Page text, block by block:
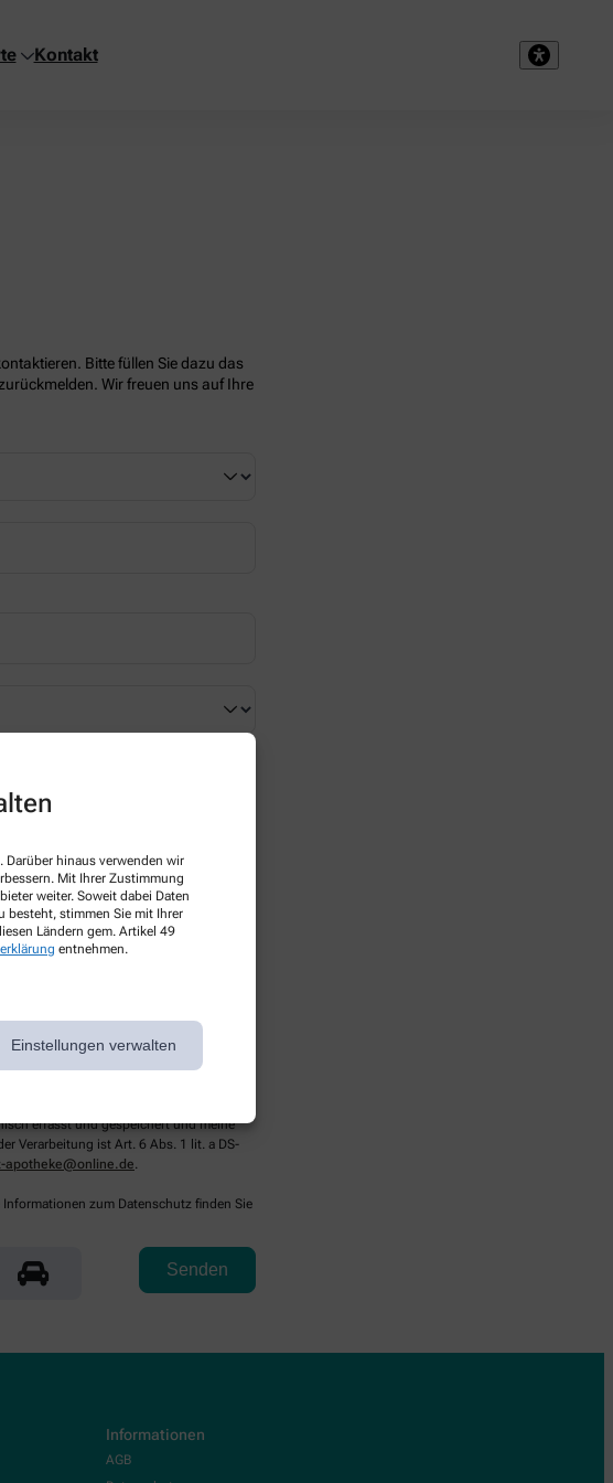
hinaus verwenden wir
Mit Ihrer Zustimmung
weiter. Soweit dabei Daten
besteht, stimmen Sie mit Ihrer
Ländern gem. Artikel 49
entnehmen.
Einstellungen verwalten
Kontakt
Bitte füllen Sie dazu das
Wir freuen uns auf Ihre
erfasst und gespeichert und meine
Verarbeitung ist Art. 6 Abs. 1 lit. a DS-
apotheke@online.de.
zum Datenschutz finden Sie
Informationen
AGB